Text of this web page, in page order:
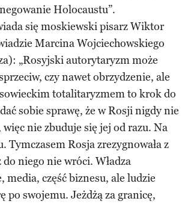
Holocaustu”.
się moskiewski pisarz Wiktor
Marcina Wojciechowskiego
„Rosyjski autorytaryzm może
czy nawet obrzydzenie, ale
totalitaryzmem to krok do
sobie sprawę, że w Rosji nigdy nie
nie zbuduje się jej od razu. Na
Tymczasem Rosja zrezygnowała z
niego nie wróci. Władza
część biznesu, ale ludzie
po swojemu. Jeżdżą za granicę,